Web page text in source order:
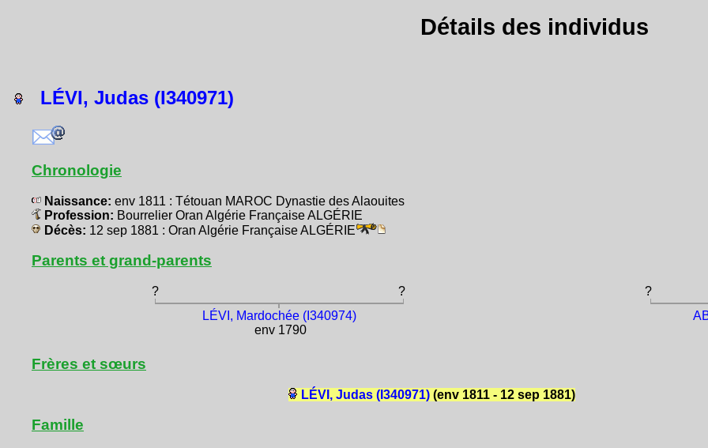
Détails des individus
LÉVI, Judas (I340971)
Chronologie
Naissance: env 1811 : Tétouan MAROC Dynastie des Alaouites
Profession: Bourrelier Oran Algérie Française ALGÉRIE
Décès: 12 sep 1881 : Oran Algérie Française ALGÉRIE
Parents et grand-parents
? ?
?
LÉVI, Mardochée (I340974)
env 1790
Frères et sœurs
LÉVI, Judas (I340971) (env 1811 - 12 sep 1881)
Famille